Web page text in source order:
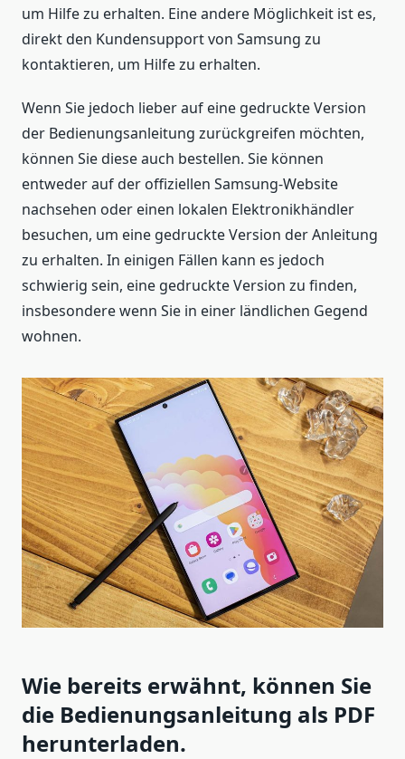
um Hilfe zu erhalten. Eine andere Möglichkeit ist es,
direkt den Kundensupport von Samsung zu
kontaktieren, um Hilfe zu erhalten.
Wenn Sie jedoch lieber auf eine gedruckte Version
der Bedienungsanleitung zurückgreifen möchten,
können Sie diese auch bestellen. Sie können
entweder auf der offiziellen Samsung-Website
nachsehen oder einen lokalen Elektronikhändler
besuchen, um eine gedruckte Version der Anleitung
zu erhalten. In einigen Fällen kann es jedoch
schwierig sein, eine gedruckte Version zu finden,
insbesondere wenn Sie in einer ländlichen Gegend
wohnen.
Wie bereits erwähnt, können Sie
die Bedienungsanleitung als PDF
herunterladen.